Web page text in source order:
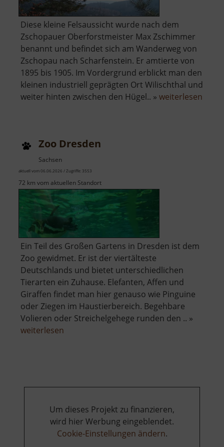
Diese kleine Felsaussicht wurde nach dem
Zschopauer Oberforstmeister Max Zschimmer
benannt und befindet sich am Wanderweg von
Zschopau nach Scharfenstein. Er amtierte von
1895 bis 1905. Im Vordergrund erblickt man den
kleinen industriell geprägten Ort Wilischthal und
weiter hinten zwischen den Hügel.. » weiterlesen
Zoo Dresden
Sachsen
aktuell vom 06.06.2026 / Zugriffe: 3553
72 km vom aktuellen Standort
Ein Teil des Großen Gartens in Dresden ist dem
Zoo gewidmet. Er ist der viertälteste
Deutschlands und bietet unterschiedlichen
Tierarten ein Zuhause. Elefanten, Affen und
Giraffen findet man hier genauso wie Pinguine
oder Ziegen im Haustierbereich. Begehbare
Volieren oder Streichelgehege runden den .. »
weiterlesen
Um dieses Projekt zu finanzieren,
wird hier Werbung eingeblendet.
Cookie-Einstellungen ändern.